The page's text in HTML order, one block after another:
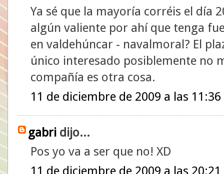
Ya sé que la mayoría corréis el día
algún valiente por ahí que tenga
en valdehúncar - navalmoral? El
único interesado posiblemente no
compañía es otra cosa.
11 de diciembre de 2009 a las 11:36
gabri dijo...
Pos yo va a ser que no! XD
11 de diciembre de 2009 a las 20:21